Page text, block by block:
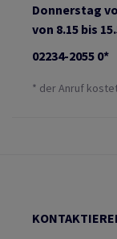
Donnerstag
von 8.15 bis
02234-2055 0*
* der Anruf